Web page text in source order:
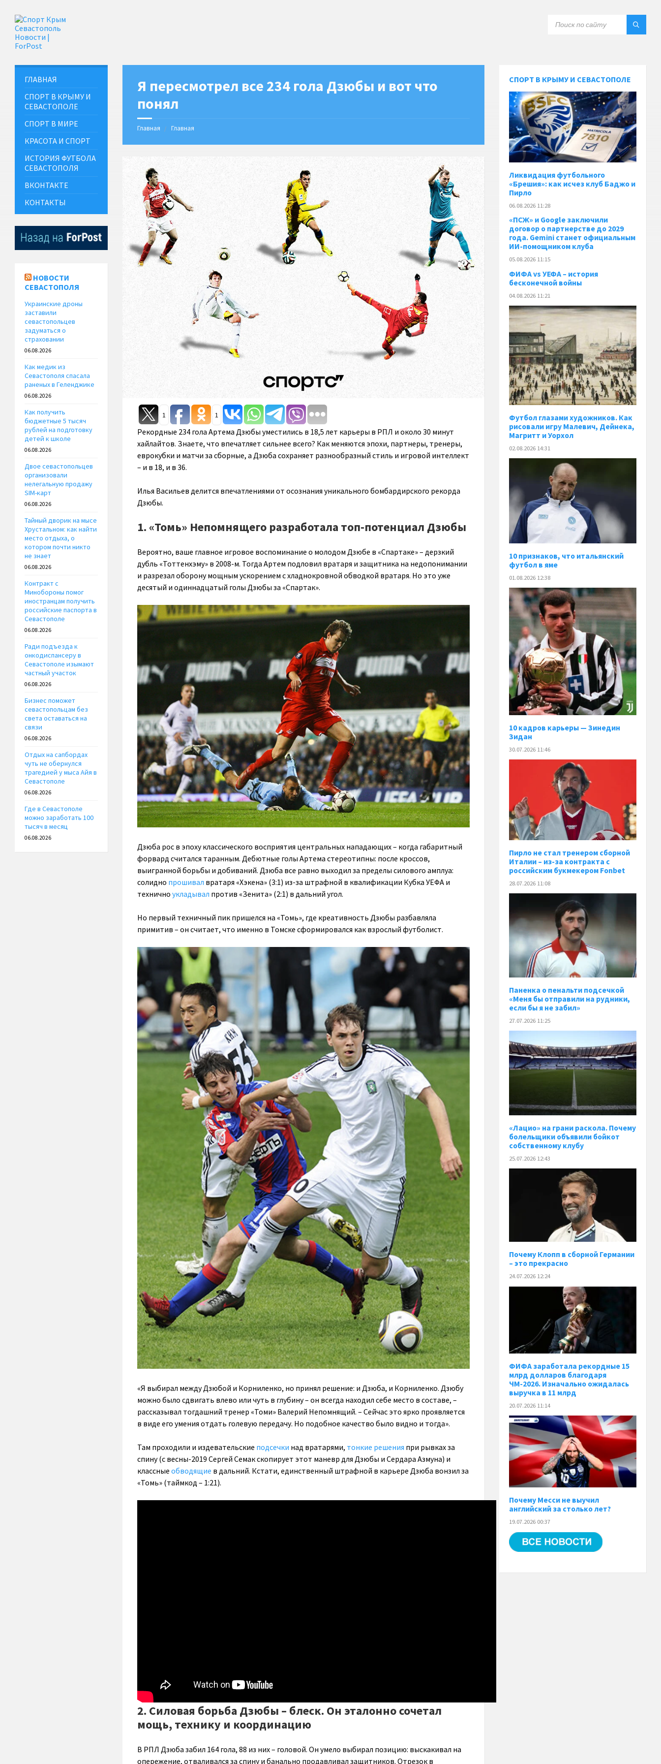
Я пересмотрел все 234 гола Дзюбы и вот что
понял
Главная Главная
1 1
Рекордные 234 гола Артема Дзюбы уместились в 18,5 лет карьеры в РПЛ и около 30 минут
хайлайтов. Знаете, что впечатляет сильнее всего? Как меняются эпохи, партнеры, тренеры,
еврокубки и матчи за сборные, а Дзюба сохраняет разнообразный стиль и игровой интеллект
– и в 18, и в 36.
Илья Васильев делится впечатлениями от осознания уникального бомбардирского рекорда
Дзюбы.
1. «Томь» Непомнящего разработала топ-потенциал Дзюбы
Вероятно, ваше главное игровое воспоминание о молодом Дзюбе в «Спартаке» – дерзкий
дубль «Тоттенхэму» в 2008-м. Тогда Артем подловил вратаря и защитника на недопонимании
и разрезал оборону мощным ускорением с хладнокровной обводкой вратаря. Но это уже
десятый и одиннадцатый голы Дзюбы за «Спартак».
Дзюба рос в эпоху классического восприятия центральных нападающих – когда габаритный
форвард считался таранным. Дебютные голы Артема стереотипны: после кроссов,
выигранной борьбы и добиваний. Дзюба все равно выходил за пределы силового амплуа:
солидно прошивал вратаря «Хэкена» (3:1) из-за штрафной в квалификации Кубка УЕФА и
технично укладывал против «Зенита» (2:1) в дальний угол.
Но первый техничный пик пришелся на «Томь», где креативность Дзюбы разбавляла
примитив – он считает, что именно в Томске сформировался как взрослый футболист.
«Я выбирал между Дзюбой и Корниленко, но принял решение: и Дзюба, и Корниленко. Дзюбу
можно было сдвигать влево или чуть в глубину – он всегда находил себе место в составе, –
рассказывал тогдашний тренер «Томи» Валерий Непомнящий. – Сейчас это ярко проявляется
в виде его умения отдать голевую передачу. Но подобное качество было видно и тогда».
Там проходили и издевательские подсечки над вратарями, тонкие решения при рывках за
спину (с весны-2019 Сергей Семак скопирует этот маневр для Дзюбы и Сердара Азмуна) и
классные обводящие в дальний. Кстати, единственный штрафной в карьере Дзюба вонзил за
«Томь» (таймкод – 1:21).
2. Силовая борьба Дзюбы – блеск. Он эталонно сочетал
мощь, технику и координацию
В РПЛ Дзюба забил 164 гола, 88 из них – головой. Он умело выбирал позицию: выскакивал на
опережение, отваливался за спину и банально продавливал защитников. Отрезок в
ГЛАВНАЯ
СПОРТ В КРЫМУ И
СЕВАСТОПОЛЕ
СПОРТ В МИРЕ
КРАСОТА И СПОРТ
ИСТОРИЯ ФУТБОЛА
СЕВАСТОПОЛЯ
ВКОНТАКТЕ
КОНТАКТЫ
НОВОСТИ
СЕВАСТОПОЛЯ
Украинские дроны
заставили
севастопольцев
задуматься о
страховании
06.08.2026
Как медик из
Севастополя спасала
раненых в Геленджике
06.08.2026
Как получить
бюджетные 5 тысяч
рублей на подготовку
детей к школе
06.08.2026
Двое севастопольцев
организовали
нелегальную продажу
SIM-карт
06.08.2026
Тайный дворик на мысе
Хрустальном: как найти
место отдыха, о
котором почти никто
не знает
06.08.2026
Контракт с
Минобороны помог
иностранцам получить
российские паспорта в
Севастополе
06.08.2026
Ради подъезда к
онкодиспансеру в
Севастополе изымают
частный участок
06.08.2026
Бизнес поможет
севастопольцам без
света оставаться на
связи
06.08.2026
Отдых на сапбордах
чуть не обернулся
трагедией у мыса Айя в
Севастополе
06.08.2026
Где в Севастополе
можно заработать 100
тысяч в месяц
06.08.2026
СПОРТ В КРЫМУ И СЕВАСТОПОЛЕ
Ликвидация футбольного
«Брешия»: как исчез клуб Баджо и
Пирло
06.08.2026 11:28
«ПСЖ» и Google заключили
договор о партнерстве до 2029
года. Gemini станет официальным
ИИ-помощником клуба
05.08.2026 11:15
ФИФА vs УЕФА – история
бесконечной войны
04.08.2026 11:21
Футбол глазами художников. Как
рисовали игру Малевич, Дейнека,
Магритт и Уорхол
02.08.2026 14:31
10 признаков, что итальянский
футбол в яме
01.08.2026 12:38
10 кадров карьеры — Зинедин
Зидан
30.07.2026 11:46
Пирло не стал тренером сборной
Италии – из-за контракта с
российским букмекером Fonbet
28.07.2026 11:08
Паненка o пенальти подсечкой
«Меня бы отправили на рудники,
если бы я не забил»
27.07.2026 11:25
«Лацио» на грани раскола. Почему
болельщики объявили бойкот
собственному клубу
25.07.2026 12:43
Почему Клопп в сборной Германии
– это прекрасно
24.07.2026 12:24
ФИФА заработала рекордные 15
млрд долларов благодаря
ЧМ-2026. Изначально ожидалась
выручка в 11 млрд
20.07.2026 11:14
Почему Месси не выучил
английский за столько лет?
19.07.2026 00:37